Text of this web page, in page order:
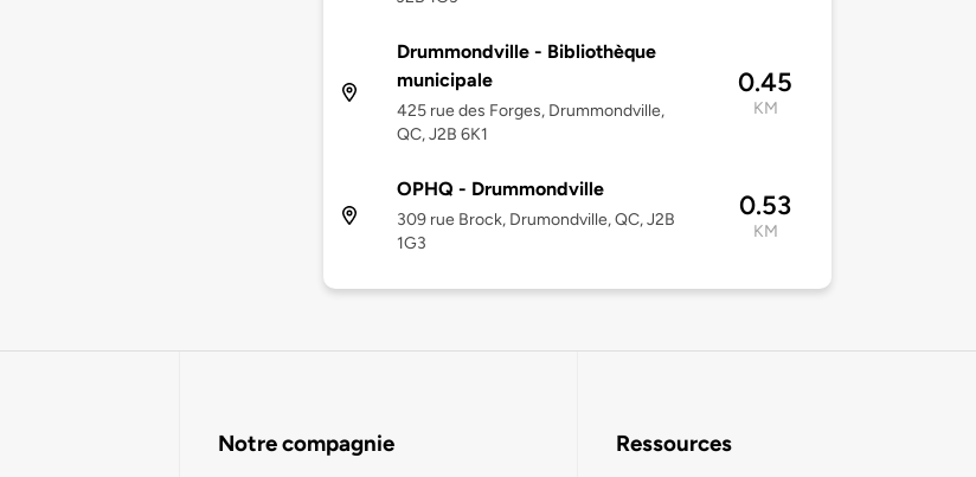
Drummondville - Bibliothèque
municipale
425 rue des Forges, Drummondville,
QC, J2B 6K1
0.45
KM
OPHQ - Drummondville
309 rue Brock, Drumondville, QC, J2B
1G3
0.53
KM
Notre compagnie Ressources